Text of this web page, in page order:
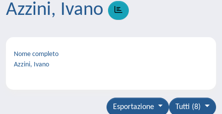
Azzini, Ivano
Nome completo
Azzini, Ivano
Tutti (8)
Esportazione